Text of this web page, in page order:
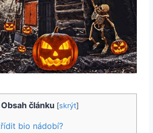
Obsah článku [skrýt]
bio nádobí?